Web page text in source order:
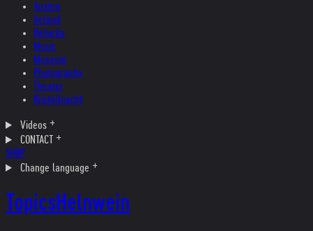
Austria
Ireland
Helvetia
Music
Museum
Photography
Theater
Kristallnacht
Videos
CONTACT
SHOP
Change language
TopicsHelnwein